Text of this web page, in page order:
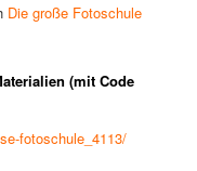
Die große Fotoschule
(mit Code
fotoschule_4113/